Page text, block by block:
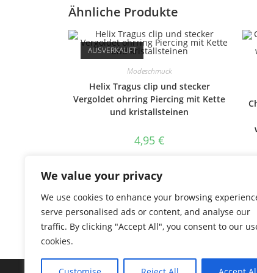
We value your privacy
We use cookies to enhance your browsing
serve personalised ads or content, and analyse our
traffic. By clicking "Accept All", you consent to our
cookies.
Ähnliche Produkte
AUSVERKAUFT
Modeschmuck
Helix Tragus clip und stecker
Vergoldet ohrring Piercing mit Kette
und kristallsteinen
4,95 €
plusShipping Costs
Weiterlesen